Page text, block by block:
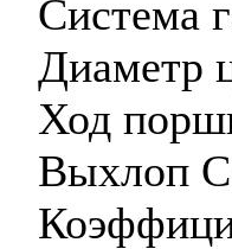
Система
Диaметр
Ход
Выхлоп